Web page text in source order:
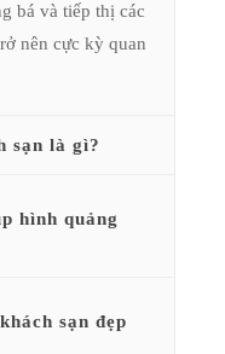
bá và tiếp thị các
nên cực kỳ quan
sạn là gì?
hình quảng
sạn đẹp